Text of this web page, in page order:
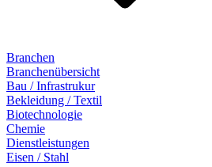
Branchen
Branchenübersicht
Bau / Infrastrukur
Bekleidung / Textil
Biotechnologie
Chemie
Dienstleistungen
Eisen / Stahl